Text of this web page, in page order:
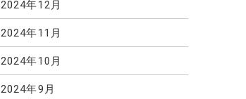
2024年12月
2024年11月
2024年10月
2024年9月